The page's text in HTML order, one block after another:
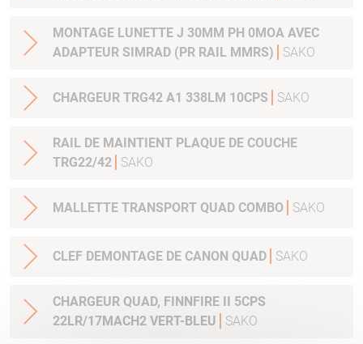
MONTAGE LUNETTE J 30MM PH 0MOA AVEC
ADAPTEUR SIMRAD (PR RAIL MMRS)
SAKO
CHARGEUR TRG42 A1 338LM 10CPS SAKO
RAIL DE MAINTIENT PLAQUE DE COUCHE
TRG22/42
SAKO
MALLETTE TRANSPORT QUAD COMBO SAKO
CLEF DEMONTAGE DE CANON QUAD SAKO
CHARGEUR QUAD, FINNFIRE II 5CPS
22LR/17MACH2 VERT-BLEU
SAKO